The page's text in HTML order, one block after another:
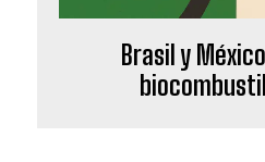
Brasil y